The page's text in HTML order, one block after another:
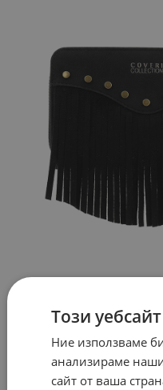
Този
Ние използваме
анализираме
сайт от ваша